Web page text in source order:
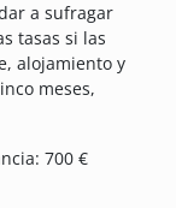
a sufragar
tasas si las
alojamiento y
meses,
700 €